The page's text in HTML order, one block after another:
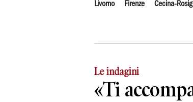
Livorno Firenze Cecina-
Le indagini
«Ti